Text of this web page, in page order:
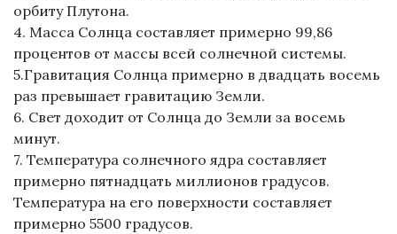
орбиту Плутона.
4. Масса Солнца составляет примерно 99,86
процентов от массы всей солнечной системы.
5.Гравитация Солнца примерно в двадцать восемь
раз превышает гравитацию Земли.
6. Свет доходит от Солнца до Земли за восемь
минут.
7. Температура солнечного ядра составляет
примерно пятнадцать миллионов градусов.
Температура на его поверхности составляет
примерно 5500 градусов.